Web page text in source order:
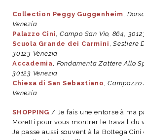
Collection Peggy Guggenheim
Venezia
Palazzo Cini Campo San Vio, 864,
Scuola Grande dei Carmini ,Sestiere
30123 Venezia
Accademia Fondamenta Zattere Allo
30123 Venezia
Chiesa di San Sebastiano ,Campazzo
Venezia
SHOPPING / Je fais une entorse à ma
Moretti pour vous montrer le travail du
Je passe aussi souvent à la Bottega